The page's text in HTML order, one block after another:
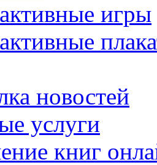
игры
новостей
услуги
книг